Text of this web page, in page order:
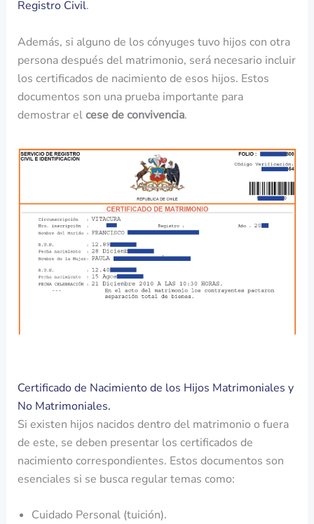
Registro Civil.
Además, si alguno de los cónyuges tuvo hijos con otra
persona después del matrimonio, será necesario incluir
los certificados de nacimiento de esos hijos. Estos
documentos son una prueba importante para
demostrar elcese de convivencia.
Certificado de Nacimiento de los Hijos Matrimoniales y
No Matrimoniales.
Si existen hijos nacidos dentro del matrimonio o fuera
de este, se deben presentar los certificados de
nacimiento correspondientes. Estos documentos son
esenciales si se busca regular temas como:
Cuidado Personal (tuición).